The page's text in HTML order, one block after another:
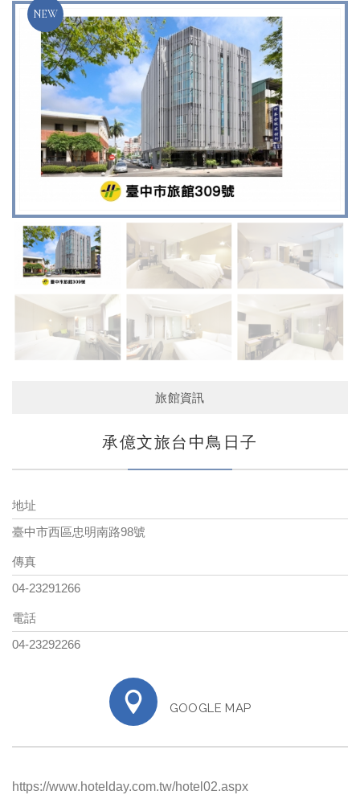
旅館資訊
承億文旅台中鳥日子
地址
臺中市西區忠明南路98號
傳真
04-23291266
電話
04-23292266
GOOGLE MAP
https://www.hotelday.com.tw/hotel02.aspx